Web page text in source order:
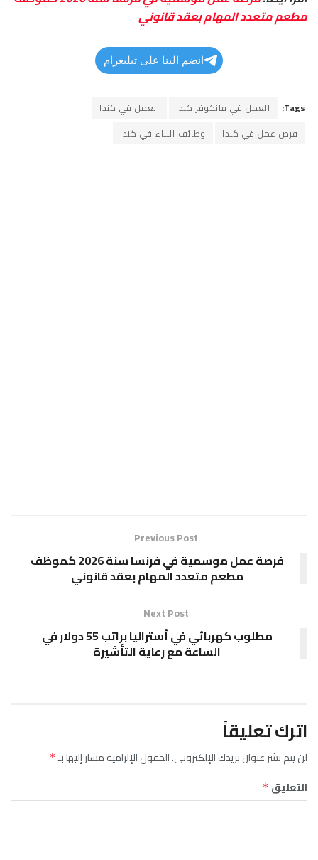
مطعم متعدد المهام بعقد قانوني
انضم الينا على تيليغرام
Tags: العمل في فانكوفر كندا
العمل في كندا
فرص عمل في كندا
وظائف البناء في كندا
Previous Post
فرصة عمل موسمية في فرنسا سنة 2026 كموظف
مطعم متعدد المهام بعقد قانوني
Next Post
مطلوب كهربائي في أستراليا براتب 55 دولار في
الساعة مع رعاية التأشيرة
اترك تعليقاً
لن يتم نشر عنوان بريدك الإلكتروني.الحقول الإلزامية مشار إليها بـ*
التعليق *